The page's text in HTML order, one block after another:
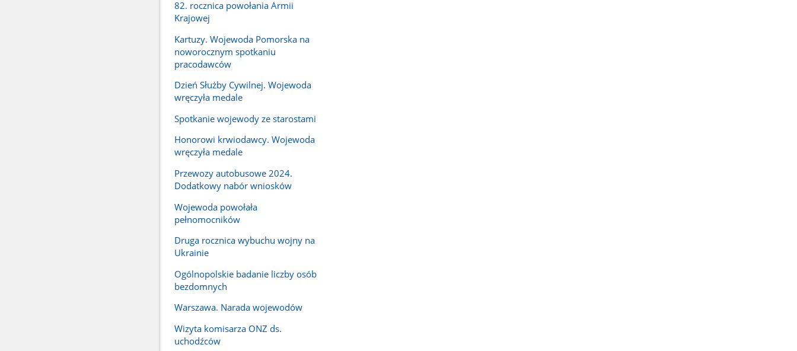
82. rocznica powołania Armii
Krajowej
Kartuzy. Wojewoda Pomorska na
noworocznym spotkaniu
pracodawców
Dzień Służby Cywilnej. Wojewoda
wręczyła medale
Spotkanie wojewody ze starostami
Honorowi krwiodawcy. Wojewoda
wręczyła medale
Przewozy autobusowe 2024.
Dodatkowy nabór wniosków
Wojewoda powołała
pełnomocników
Druga rocznica wybuchu wojny na
Ukrainie
Ogólnopolskie badanie liczby osób
bezdomnych
Warszawa. Narada wojewodów
Wizyta komisarza ONZ ds.
uchodźców